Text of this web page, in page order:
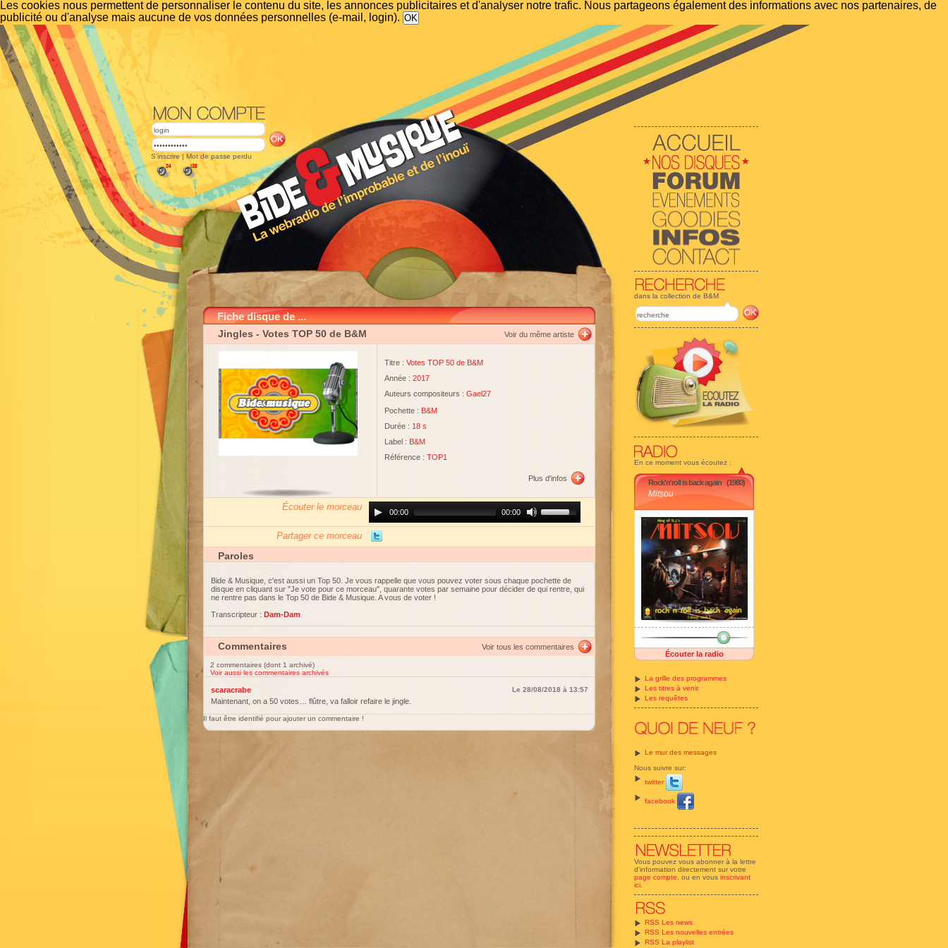
Les cookies nous permettent de personnaliser le contenu du site, les annonces publicitaires et d'analyser notre trafic. Nous partageons également des informations avec nos partenaires, de
publicité ou d'analyse mais aucune de vos données personnelles (e-mail, login).
dans la collection de B&M
En ce moment vous écoutez :
Rock'n'roll is back again (1980)
Mitsou
Écouter la radio
La grille des programmes
Les titres à venir
Les requêtes
Le mur des messages
Nous suivre sur:
twitter
facebook
Vous pouvez vous abonner à la lettre
d'information directement sur votre
page compte , ou en vous inscrivant
ici
RSS Les news
RSS Les nouvelles entrées
RSS La playlist
S'inscrire | Mot de passe perdu
Fiche disque de ...
Jingles - Votes TOP 50 de B&M Voir du même artiste
Titre : Votes TOP 50 de B&M
Année : 2017
Auteurs compositeurs : Gael27
Pochette : B&M
Durée : 18 s
Label : B&M
Référence : TOP1
Plus d'infos
Écouter le morceau
Player00:00 00:00
Up/Down
Arrow
increase
decrease
Partager ce morceau
Paroles
Bide & Musique, c'est aussi un Top 50. Je vous rappelle que vous pouvez voter sous chaque pochette de
disque en cliquant sur "Je vote pour ce morceau", quarante votes par semaine pour décider de qui rentre, qui
ne rentre pas dans le Top 50 de Bide & Musique. A vous de voter !
Transcripteur : Dam-Dam
Commentaires Voir tous les commentaires
2 commentaires (dont 1 archivé)
Voir aussi les commentaires archivés
scaracrabe Le 28/08/2018 à 13:57
Maintenant, on a 50 votes… flûtre, va falloir refaire le jingle.
Il faut être identifié pour ajouter un commentaire !